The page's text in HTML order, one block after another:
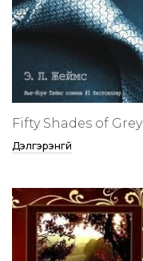
Fifty Shades of Grey
Дэлгэрэнгүй